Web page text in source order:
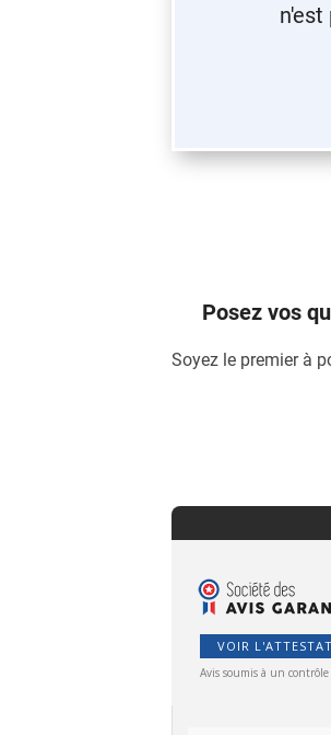
n'est
Posez vos
Soyez le premier à
VOIR
Avis soumis à un contrôle